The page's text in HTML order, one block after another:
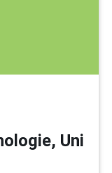
Uni